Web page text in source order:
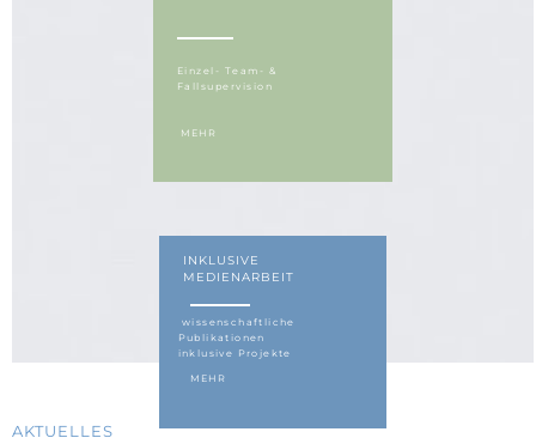
Einzel- Team- &
Fallsupervision
MEHR
INKLUSIVE
MEDIENARBEIT
wissenschaftliche
Publikationen
inklusive Projekte
MEHR
AKTUELLES